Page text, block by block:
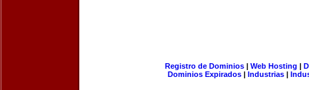
Registro de Dominios| Web Hosting |
Dominios Expirados | Industrias |